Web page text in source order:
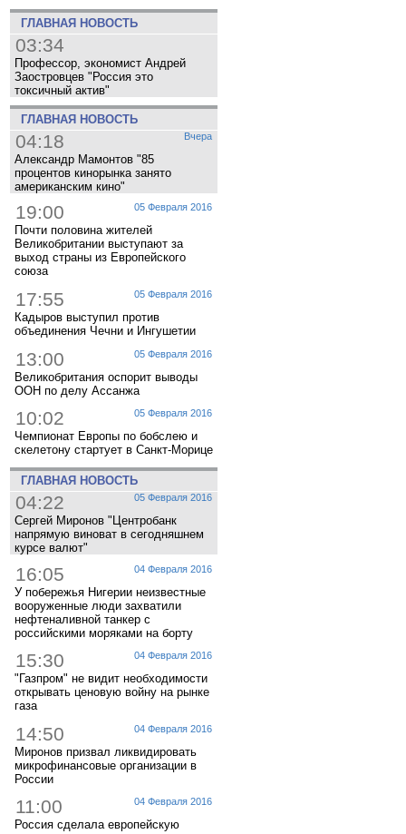
ГЛАВНАЯ НОВОСТЬ
03:34
Профессор, экономист Андрей
Заостровцев "Россия это
токсичный актив"
ГЛАВНАЯ НОВОСТЬ
Вчера
04:18
Александр Мамонтов "85
процентов кинорынка занято
американским кино"
05 Февраля 2016
19:00
Почти половина жителей
Великобритании выступают за
выход страны из Европейского
союза
05 Февраля 2016
17:55
Кадыров выступил против
объединения Чечни и Ингушетии
05 Февраля 2016
13:00
Великобритания оспорит выводы
ООН по делу Ассанжа
05 Февраля 2016
10:02
Чемпионат Европы по бобслею и
скелетону стартует в Санкт-Морице
ГЛАВНАЯ НОВОСТЬ
05 Февраля 2016
04:22
Сергей Миронов "Центробанк
напрямую виноват в сегодняшнем
курсе валют"
04 Февраля 2016
16:05
У побережья Нигерии неизвестные
вооруженные люди захватили
нефтеналивной танкер с
российскими моряками на борту
04 Февраля 2016
15:30
"Газпром" не видит необходимости
открывать ценовую войну на рынке
газа
04 Февраля 2016
14:50
Миронов призвал ликвидировать
микрофинансовые организации в
России
04 Февраля 2016
11:00
Россия сделала европейскую